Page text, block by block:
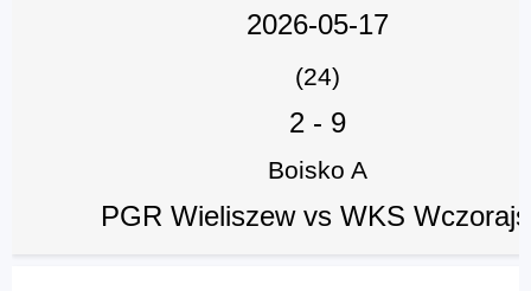
2026-05-17
(24)
2 - 9
Boisko A
PGR Wieliszew vs WKS